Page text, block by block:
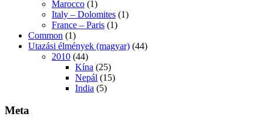
Marocco (1)
Italy – Dolomites (1)
France – Paris (1)
Common (1)
Utazási élmények (magyar) (44)
2010 (44)
Kína (25)
Nepál (15)
India (5)
Meta